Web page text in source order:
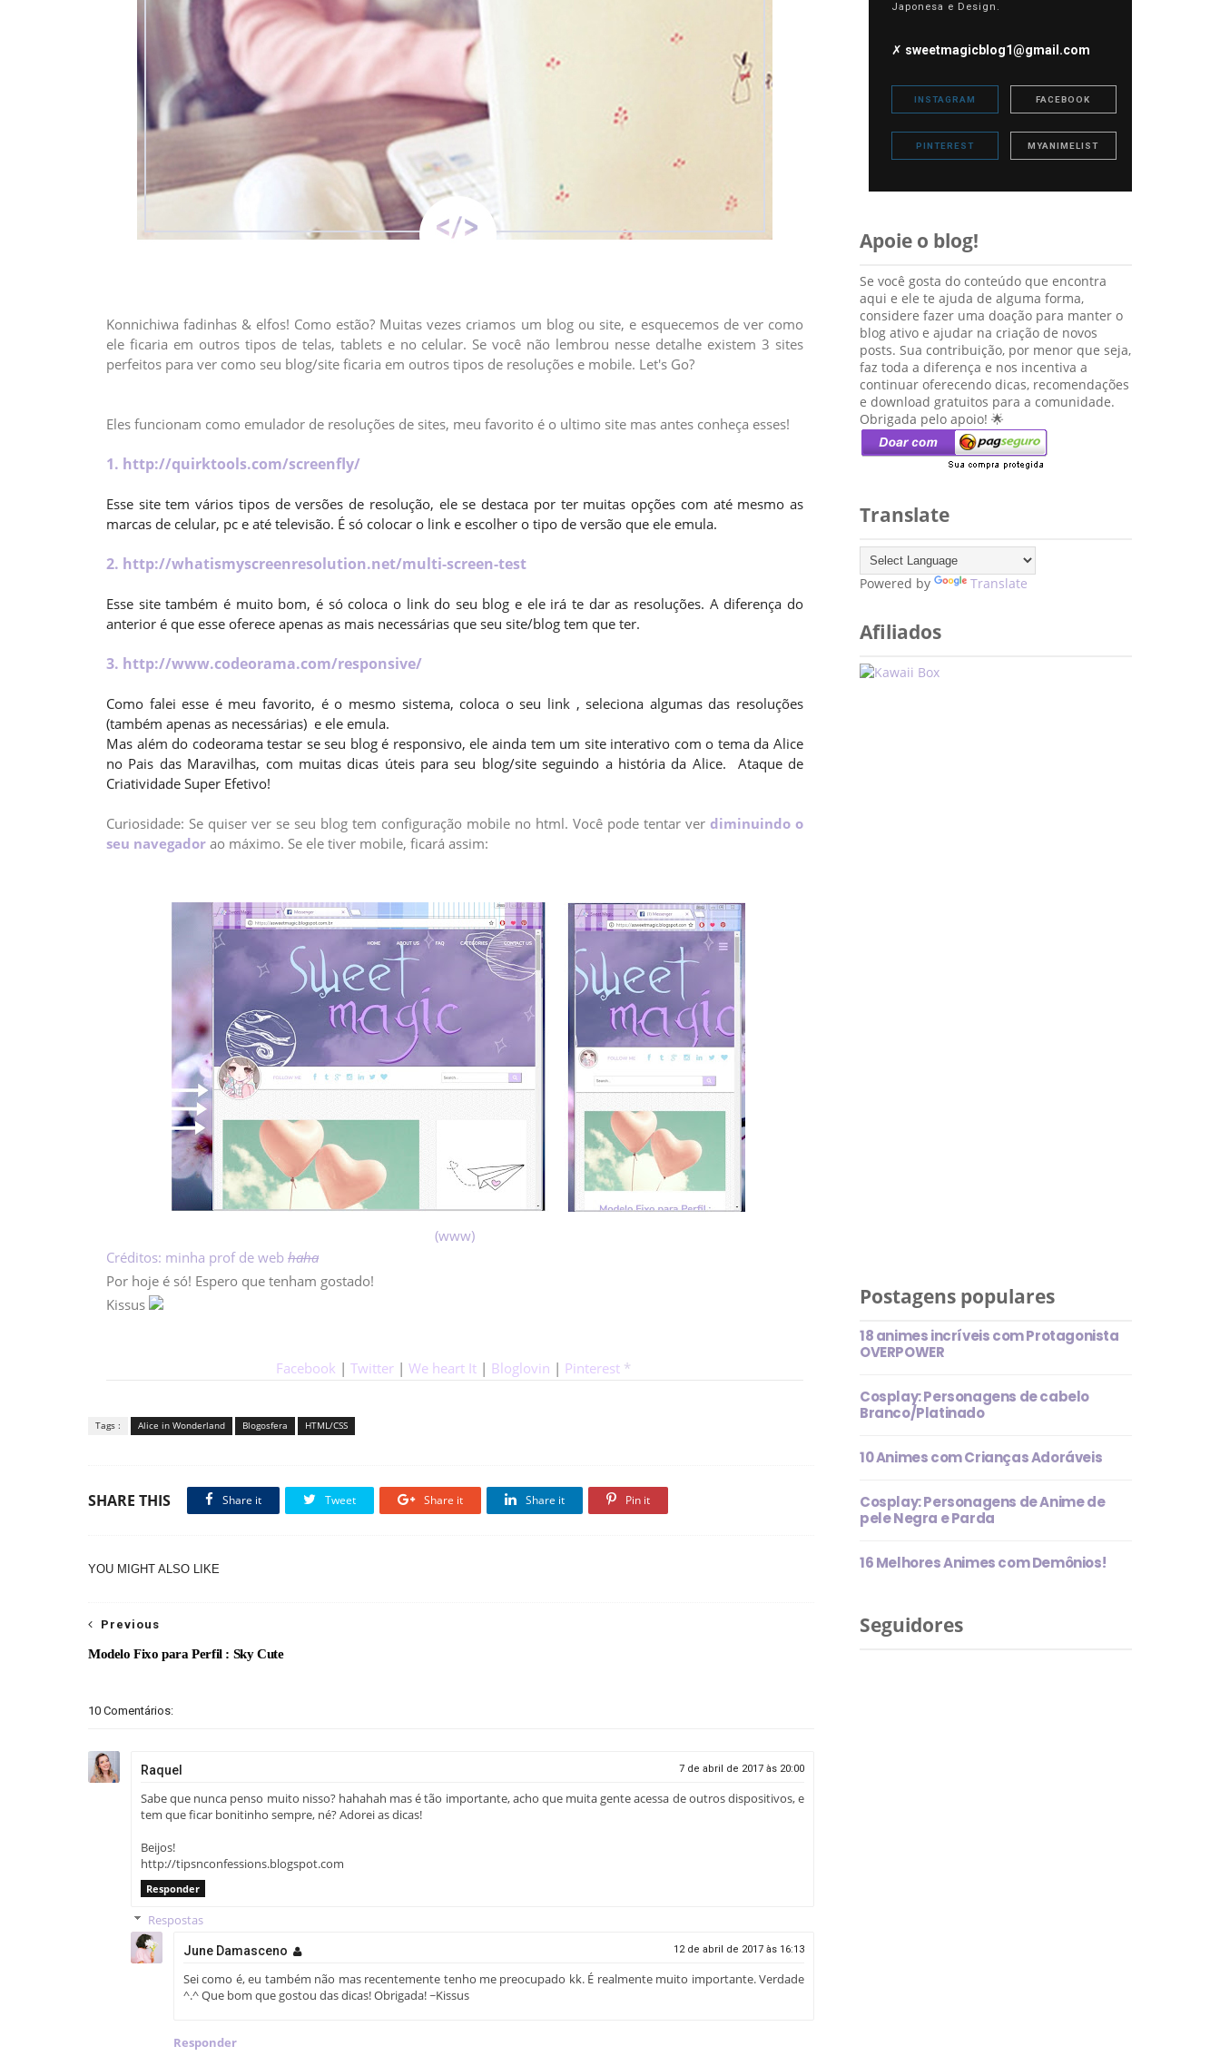
Konnichiwa fadinhas & elfos! Como estão? Muitas vezes criamos um blog ou site, e esquecemos de ver como
ele ficaria em outros tipos de telas, tablets e no celular. Se você não lembrou nesse detalhe existem 3 sites
perfeitos para ver como seu blog/site ficaria em outros tipos de resoluções e mobile. Let's Go?
Eles funcionam como emulador de resoluções de sites, meu favorito é o ultimo site mas antes conheça esses!
1. http://quirktools.com/screenfly/
Esse site tem vários tipos de versões de resolução, ele se destaca por ter muitas opções com até mesmo as
marcas de celular, pc e até televisão. É só colocar o link e escolher o tipo de versão que ele emula.
2. http://whatismyscreenresolution.net/multi-screen-test
Esse site também é muito bom, é só coloca o link do seu blog e ele irá te dar as resoluções. A diferença do
anterior é que esse oferece apenas as mais necessárias que seu site/blog tem que ter.
3. http://www.codeorama.com/responsive/
Como falei esse é meu favorito, é o mesmo sistema, coloca o seu link , seleciona algumas das resoluções
(também apenas as necessárias) e ele emula.
Mas além do codeorama testar se seu blog é responsivo, ele ainda tem um site interativo com o tema da Alice
no Pais das Maravilhas, com muitas dicas úteis para seu blog/site seguindo a história da Alice. Ataque de
Criatividade Super Efetivo!
Curiosidade: Se quiser ver se seu blog tem configuração mobile no html. Você pode tentar ver diminuindo o
seu navegador ao máximo. Se ele tiver mobile, ficará assim:
(www)
Créditos: minha prof de web haha
Por hoje é só! Espero que tenham gostado!
Kissus
Facebook | Twitter| We heart It| Bloglovin | Pinterest*
Tags : Alice in Wonderland Blogosfera HTML/CSS
SHARE THIS Share it Tweet Share it Share it Pin it
YOU MIGHT ALSO LIKE
Previous
Modelo Fixo para Perfil : Sky Cute
10 Comentários:
Raquel 7 de abril de 2017 às 20:00
Sabe que nunca penso muito nisso? hahahah mas é tão importante, acho que muita gente acessa de outros dispositivos, e
tem que ficar bonitinho sempre, né? Adorei as dicas!
Beijos!
http://tipsnconfessions.blogspot.com
Responder
Respostas
June Damasceno 12 de abril de 2017 às 16:13
Sei como é, eu também não mas recentemente tenho me preocupado kk. É realmente muito importante. Verdade
^.^ Que bom que gostou das dicas! Obrigada! ~Kissus
Responder
Japonesa e Design.
✗ sweetmagicblog1@gmail.com
INSTAGRAM FACEBOOK
PINTEREST MYANIMELIST
Apoie o blog!
Se você gosta do conteúdo que encontra
aqui e ele te ajuda de alguma forma,
considere fazer uma doação para manter o
blog ativo e ajudar na criação de novos
posts. Sua contribuição, por menor que seja,
faz toda a diferença e nos incentiva a
continuar oferecendo dicas, recomendações
e download gratuitos para a comunidade.
Obrigada pelo apoio! 🌟
Translate
Powered by Translate
Afiliados
Postagens populares
18 animes incríveis com Protagonista
OVERPOWER
Cosplay: Personagens de cabelo
Branco/Platinado
10 Animes com Crianças Adoráveis
Cosplay: Personagens de Anime de
pele Negra e Parda
16 Melhores Animes com Demônios!
Seguidores